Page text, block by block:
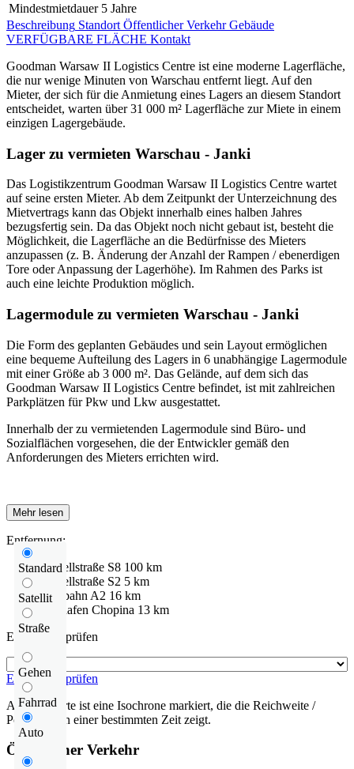
Mindestmietdauer 5 Jahre
Beschreibung Standort Öffentlicher Verkehr Gebäude
VERFÜGBARE FLÄCHE Kontakt
Goodman Warsaw II Logistics Centre ist eine moderne Lagerfläche,
die nur wenige Minuten von Warschau entfernt liegt. Auf den
Mieter, der sich für die Anmietung eines Lagers an diesem Standort
entscheidet, warten über 31 000 m² Lagerfläche zur Miete in einem
einzigen Lagergebäude.
Lager zu vermieten Warschau - Janki
Das Logistikzentrum Goodman Warsaw II Logistics Centre wartet
auf seine ersten Mieter. Ab dem Zeitpunkt der Unterzeichnung des
Mietvertrags kann das Objekt innerhalb eines halben Jahres
bezugsfertig sein. Da das Objekt noch nicht gebaut ist, besteht die
Möglichkeit, die Lagerfläche an die Bedürfnisse des Mieters
anzupassen (z. B. Änderung der Anzahl der Rampen / ebenerdigen
Tore oder Anpassung der Lagerhöhe). Im Rahmen des Parks ist
auch eine leichte Produktion möglich.
Lagermodule zu vermieten Warschau - Janki
Die Form des geplanten Gebäudes und sein Layout ermöglichen
eine bequeme Aufteilung des Lagers in 6 unabhängige Lagermodule
mit einer Größe ab 3 000 m². Das Gelände, auf dem sich das
Goodman Warsaw II Logistics Centre befindet, ist mit zahlreichen
Parkplätzen für Pkw und Lkw ausgestattet.
Innerhalb der zu vermietenden Lagermodule sind Büro- und
Sozialflächen vorgesehen, die der Entwickler gemäß den
Anforderungen des Mieters errichten wird.
Mehr lesen
Standard
Satellit
Straße
Gehen
Fahrrad
Auto
Entfernung:
Schnellstraße S8 100 km
Schnellstraße S2 5 km
Autobahn A2 16 km
Flughafen Chopina 13 km
Entfernung prüfen
Entfernung prüfen
Auf der Karte ist eine Isochrone markiert, die die Reichweite /
Pendelzeit in einer bestimmten Zeit zeigt.
Öffentlicher Verkehr